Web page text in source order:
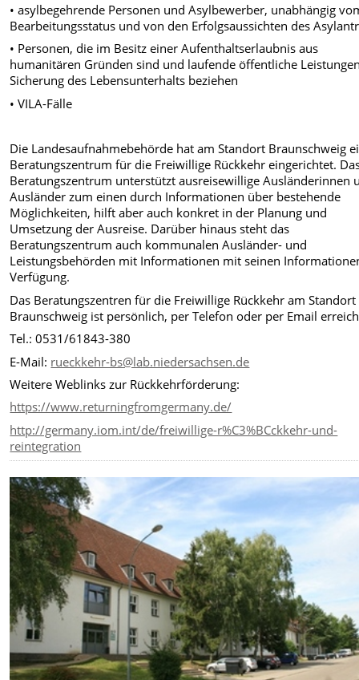
• asylbegehrende Personen und Asylbewerber, unabhängig
Bearbeitungsstatus und von den Erfolgsaussichten des
• Personen, die im Besitz einer Aufenthaltserlaubnis aus
humanitären Gründen sind und laufende öffentliche
Sicherung des Lebensunterhalts beziehen
• VILA-Fälle
Die Landesaufnahmebehörde hat am Standort Braunschweig
Beratungszentrum für die Freiwillige Rückkehr eingerichtet.
Beratungszentrum unterstützt ausreisewillige Ausländerinnen
Ausländer zum einen durch Informationen über bestehende
Möglichkeiten, hilft aber auch konkret in der Planung und
Umsetzung der Ausreise. Darüber hinaus steht das
Beratungszentrum auch kommunalen Ausländer- und
Leistungsbehörden mit Informationen mit seinen
Verfügung.
Das Beratungszentren für die Freiwillige Rückkehr am Standort
Braunschweig ist persönlich, per Telefon oder per Email
Tel.: 0531/61843-380
E-Mail: rueckkehr-bs@lab.niedersachsen.de
Weitere Weblinks zur Rückkehrförderung:
https://www.returningfromgermany.de/
http://germany.iom.int/de/freiwillige-r%C3%BCckkehr-und-
reintegration